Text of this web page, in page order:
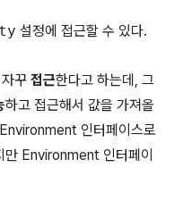
설정에 접근할 수 있다.
꾸 접근한다고 하는데, 그
하고 접근해서 값을 가져올
인터페이스로
만 Environment 인터페이